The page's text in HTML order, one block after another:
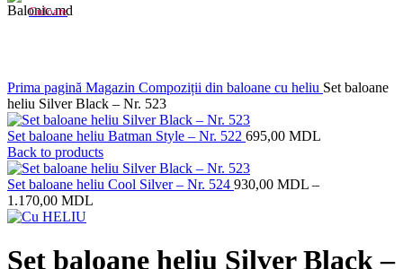
Culoare
Prima pagină Magazin Compoziții din baloane cu heliu Set baloane
heliu Silver Black – Nr. 523
Set baloane heliu Batman Style – Nr. 522 695,00 MDL
Back to products
Set baloane heliu Cool Silver – Nr. 524 930,00 MDL –
1.170,00 MDL
Set baloane heliu Silver Black –